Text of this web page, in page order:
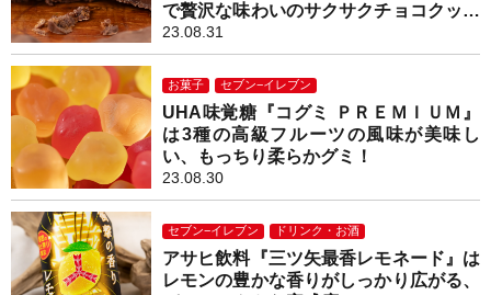
で贅沢な味わいのサクサクチョコクッキ
ー！
23.08.31
お菓子 セブン−イレブン
UHA味覚糖『コグミ ＰＲＥＭＩＵＭ』
は3種の高級フルーツの風味が美味し
い、もっちり柔らかグミ！
23.08.30
セブン−イレブン ドリンク・お酒
アサヒ飲料『三ツ矢最香レモネード』は
レモンの豊かな香りがしっかり広がる、